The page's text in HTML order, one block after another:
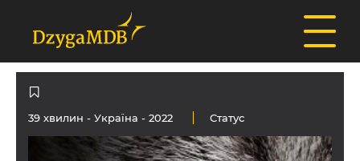
39 хвилин - Україна - 2022 Статус